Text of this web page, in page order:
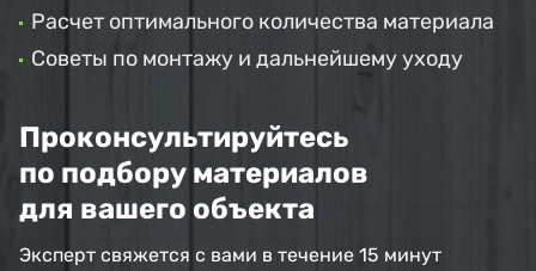
Расчет оптимального количества материала
Советы по монтажу и дальнейшему уходу
Проконсультируйтесь
по подбору материалов
для вашего объекта
Эксперт свяжется с вами в течение 15 минут